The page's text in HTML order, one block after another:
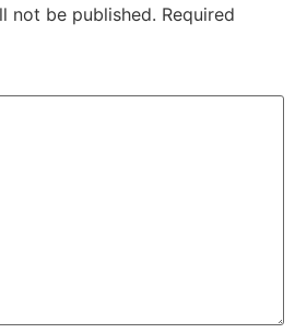
not be published. Required